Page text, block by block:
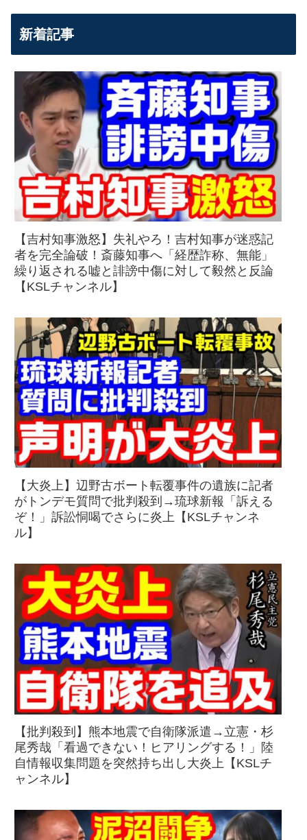
新着記事
【吉村知事激怒】失礼やろ！吉村知事が迷惑記
者を完全論破！斎藤知事へ「経歴詐称、無能」
繰り返される嘘と誹謗中傷に対して毅然と反論
【KSLチャンネル】
【大炎上】辺野古ボート転覆事件の遺族に記者
がトンデモ質問で批判殺到→琉球新報「訴える
ぞ！」訴訟恫喝でさらに炎上【KSLチャンネ
ル】
【批判殺到】熊本地震で自衛隊派遣→立憲・杉
尾秀哉「看過できない！ヒアリングする！」陸
自情報収集問題を突然持ち出し大炎上【KSLチ
ャンネル】